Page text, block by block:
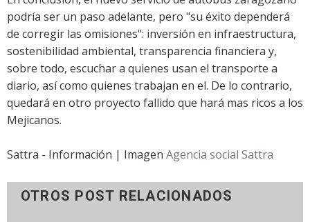
podría ser un paso adelante, pero "su éxito dependerá
de corregir las omisiones": inversión en infraestructura,
sostenibilidad ambiental, transparencia financiera y,
sobre todo, escuchar a quienes usan el transporte a
diario, así como quienes trabajan en el. De lo contrario,
quedará en otro proyecto fallido que hará mas ricos a los
Mejicanos.
Sattra - Información | Imagen Agencia social Sattra
OTROS POST RELACIONADOS